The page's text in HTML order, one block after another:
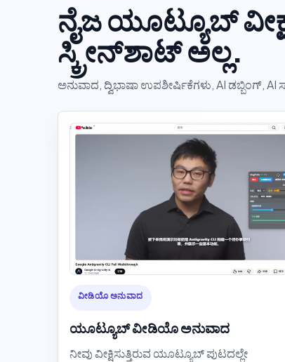
ನೈಜ ಯೂಟ್ಯೂಬ್
ಸ್ಕ್ರೀನ್‌ಶಾಟ್ ಅಲ್ಲ.
ಅನುವಾದ, ದ್ವಿಭಾಷಾ ಉಪಶೀರ್ಷಿಕೆಗಳು, AI ಡಬ್ಬಿಂಗ್, AI
ವೀಡಿಯೊ ಅನುವಾದ
ಯೂಟ್ಯೂಬ್ ವೀಡಿಯೊ ಅನುವಾದ
ನೀವು ವೀಕ್ಷಿಸುತ್ತಿರುವ ಯೂಟ್ಯೂಬ್ ಪುಟದಲ್ಲೇ